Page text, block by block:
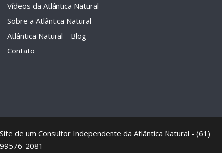
Vídeos da Atlântica Natural
Sobre a Atlântica Natural
Atlântica Natural – Blog
Contato
Site de um Consultor Independente da Atlântica Natural - (61)
99576-2081